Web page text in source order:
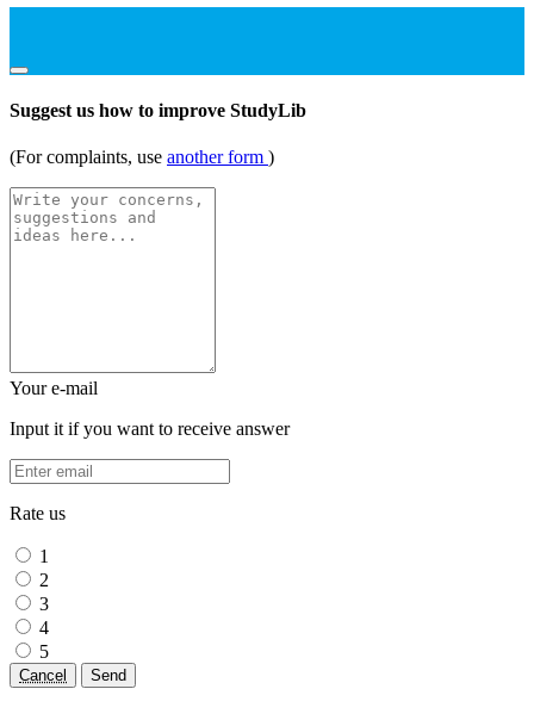
Suggest us how to improve StudyLib
(For complaints, use another form )
Your e-mail
Input it if you want to receive answer
Rate us
1
2
3
4
5
Cancel Send